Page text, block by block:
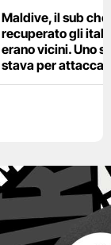
Maldive, il sub che
recuperato gli
erano vicini. Uno
stava per